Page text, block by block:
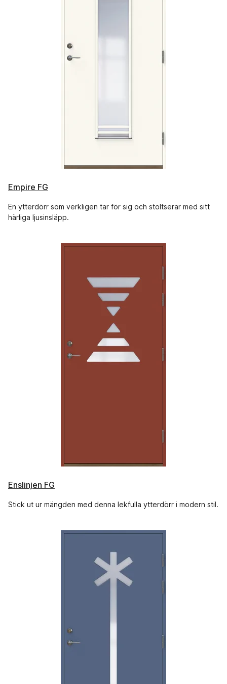
Empire FG
En ytterdörr som verkligen tar för sig och stoltserar med sitt
härliga ljusinsläpp.
Enslinjen FG
Stick ut ur mängden med denna lekfulla ytterdörr i modern stil.